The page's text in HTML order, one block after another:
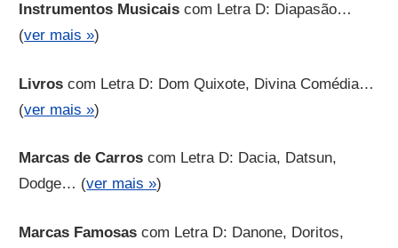
Instrumentos Musicais com Letra D: Diapasão…
(ver mais »)
Livros com Letra D: Dom Quixote, Divina Comédia…
(ver mais »)
Marcas de Carros com Letra D: Dacia, Datsun,
Dodge… (ver mais »)
Marcas Famosas com Letra D: Danone, Doritos,